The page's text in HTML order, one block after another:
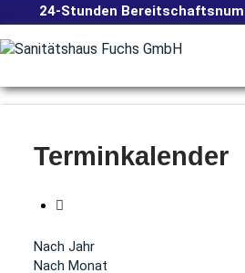
24-Stunden
Terminkalender
Nach Jahr
Nach Monat